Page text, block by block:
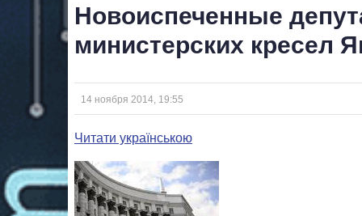
Новоиспеченные
министерских кресел
14 ноября 2014, 19:55
Читати українською